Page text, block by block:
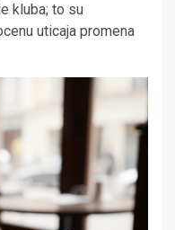
kluba; to su
uticaja promena